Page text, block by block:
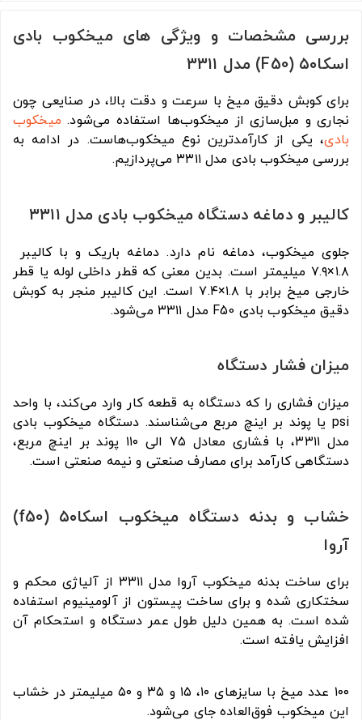
بررسی مشخصات و ویژگی های میخکوب بادی
اسکا۵۰ (F50) مدل ۳۳۱۱
برای کوبش دقیق میخ با سرعت و دقت بالا، در صنایعی چون
نجاری و مبل‏‌سازی از میخکوب‌‏ها استفاده می‌‏شود. میخکوب
بادی، یکی از کارآمدترین نوع میخکوب‏‌هاست. در ادامه به
بررسی میخکوب بادی مدل ۳۳۱۱ می‌پردازیم.
کالیبر و دماغه دستگاه میخکوب بادی مدل ۳۳۱۱
جلوی میخکوب، دماغه نام دارد. دماغه باریک و با کالیبر
۱.۸×۷.۹ میلیمتر است. بدین معنی که قطر داخلی لوله یا قطر
خارجی میخ برابر با ۱.۸×۷.۴ است. این کالیبر منجر به کوبش
دقیق میخکوب بادی F50 مدل ۳۳۱۱ می‏‌شود.
میزان فشار دستگاه
میزان فشاری را که دستگاه به قطعه کار وارد می‏‌کند، با واحد
psi یا پوند بر اینچ مربع می‏‌شناسند. دستگاه میخکوب بادی
مدل ۳۳۱۱، با فشاری معادل ۷۵ الی ۱۱۰ پوند بر اینچ مربع،
دستگاهی کارآمد برای مصارف صنعتی و نیمه صنعتی است.
خشاب و بدنه دستگاه میخکوب اسکا۵۰ (f50)
آروا
برای ساخت بدنه میخکوب آروا مدل ۳۳۱۱ از آلیاژی محکم و
سخت‏کاری شده و برای ساخت پیستون از آلومینیوم استفاده
شده است. به همین دلیل طول عمر دستگاه و استحکام آن
افزایش یافته است.
۱۰۰ عدد میخ با سایزهای ۱۰، ۱۵ و ۳۵ و ۵۰ میلیمتر در خشاب
این میخکوب فوق‌العاده جای می‌‏شود.